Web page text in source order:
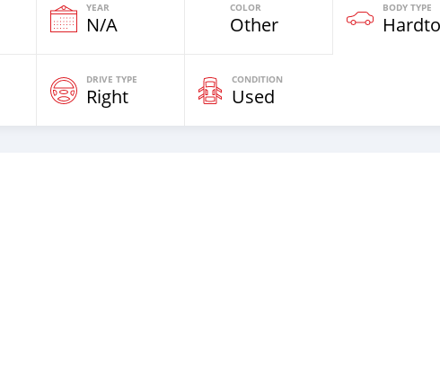
YEAR
N/A
COLOR
Other
BODY TYPE
DRIVE TYPE
Right
CONDITION
Used